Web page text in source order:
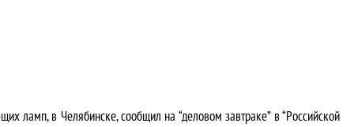
ламп, в Челябинске, сообщил на “деловом завтраке” в “Российской